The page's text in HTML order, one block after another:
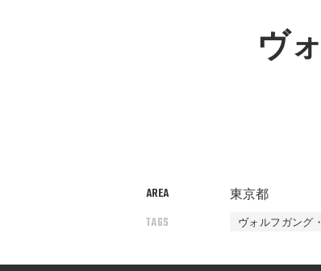
ヴ
AREA 東京都
TAGS ヴォルフガング